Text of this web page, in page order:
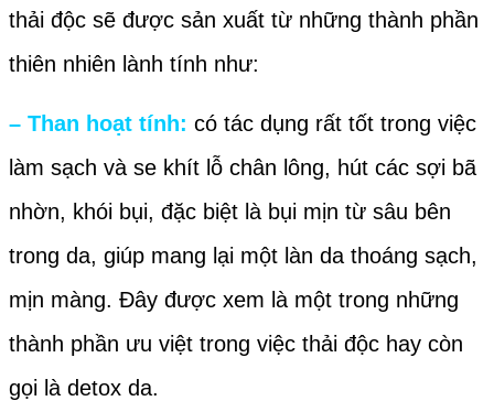
thải độc sẽ được sản xuất từ những thành phần
thiên nhiên lành tính như:
– Than hoạt tính: có tác dụng rất tốt trong việc
làm sạch và se khít lỗ chân lông, hút các sợi bã
nhờn, khói bụi, đặc biệt là bụi mịn từ sâu bên
trong da, giúp mang lại một làn da thoáng sạch,
mịn màng. Đây được xem là một trong những
thành phần ưu việt trong việc thải độc hay còn
gọi là detox da.